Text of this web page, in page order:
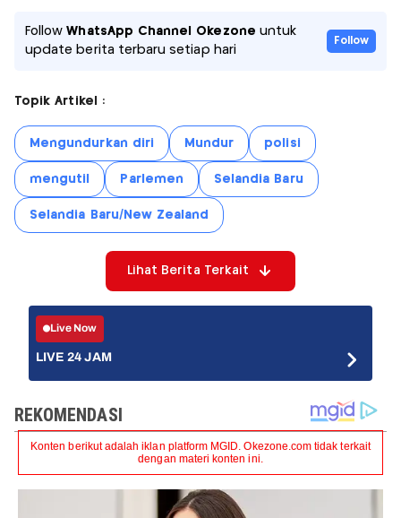
FollowWhatsApp Channel Okezone untuk
update berita terbaru setiap hari
Follow
Topik Artikel :
Mengundurkan diri Mundur polisi
mengutil Parlemen Selandia Baru
Selandia Baru/New Zealand
Lihat Berita Terkait
Live Now
LIVE 24 JAM